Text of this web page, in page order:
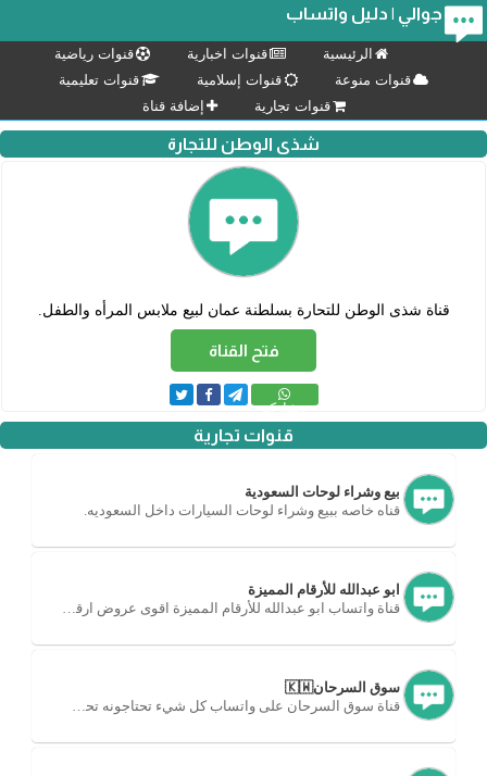
جوالي | دليل واتساب
الرئيسية قنوات اخبارية
قنوات رياضية
قنوات منوعة
قنوات إسلامية
قنوات تعليمية
قنوات تجارية
إضافة قناة
شذى الوطن للتجارة
قناة شذى الوطن للتحارة بسلطنة عمان لبيع ملابس المرأه والطفل.
فتح القناة
مشاركة
قنوات تجارية
بيع وشراء لوحات السعودية
قناه خاصه ببيع وشراء لوحات السيارات داخل السعوديه.
ابو عبدالله للأرقام المميزة
قناة واتساب ابو عبدالله للأرقام المميزة اقوى عروض ارقام سوا 🇸🇦
سوق السرحان🇰🇼
قناة سوق السرحان على واتساب كل شيء تحتاجونه تحت سقف واحد.